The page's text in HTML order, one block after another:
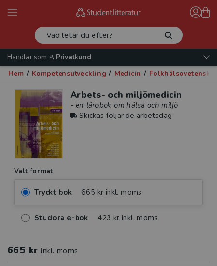
Handlar som:
Privatkund
Hem / Kompetensutveckling / Medicin /
Arbets- och miljömedicin
- en lärobok om hälsa och miljö
Skickas följande arbetsdag
Valt format
Tryckt bok 665 kr inkl. moms
Studora e-bok 423 kr inkl. moms
665 kr inkl. moms